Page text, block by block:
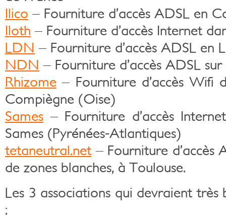
Ilico – Fourniture d’accès ADSL en
Iloth – Fourniture d’accès Internet
LDN – Fourniture d’accès ADSL en
NDN – Fourniture d’accès ADSL
Rhizome – Fourniture d’accès Wifi
Compiègne (Oise)
Sames – Fourniture d’accès
Sames (Pyrénées-Atlantiques)
tetaneutral.net – Fourniture d’accès
de zones blanches, à Toulouse.
Les 3 associations qui devraient
: